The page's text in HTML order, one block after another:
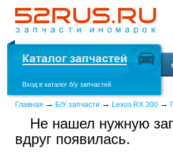
Вход в каталог б/у запчастей
Главная → Б/У запчасти → Lexus RX 300 →
Не нашел нужную
вдруг появилась.